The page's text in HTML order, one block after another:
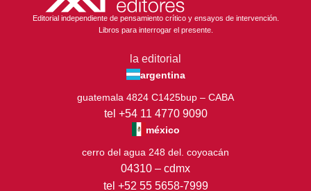
Editorial independiente de pensamiento crítico y ensayos de intervención.
Libros para interrogar el presente.
la editorial
argentina
guatemala 4824 C1425bup – CABA
tel +54 11 4770 9090
méxico
cerro del agua 248 del. coyoacán
04310 – cdmx
tel +52 55 5658-7999